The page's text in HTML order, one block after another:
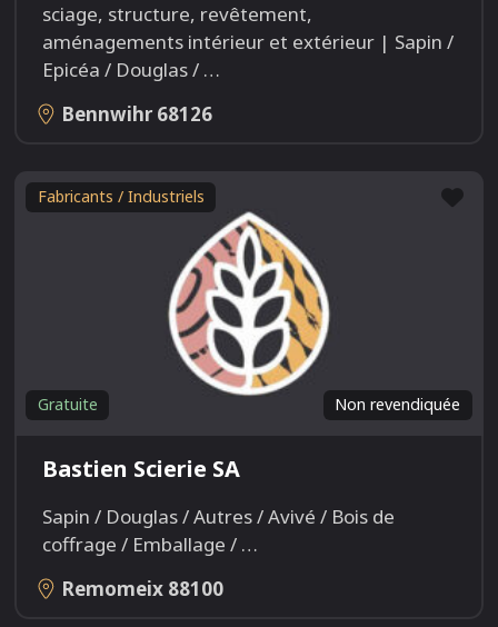
sciage, structure, revêtement,
aménagements intérieur et extérieur | Sapin /
Epicéa / Douglas / …
Bennwihr 68126
Fabricants / Industriels
Non revendiquée
Gratuite
Bastien Scierie SA
Sapin / Douglas / Autres / Avivé / Bois de
coffrage / Emballage / …
Remomeix 88100